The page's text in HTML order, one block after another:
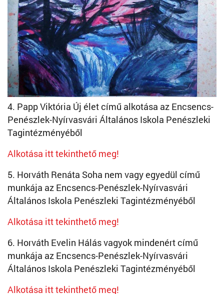
4. Papp Viktória Új élet című alkotása az Encsencs-
Penészlek-Nyírvasvári Általános Iskola Penészleki
Tagintézményéből
Alkotása itt tekinthető meg!
5. Horváth Renáta Soha nem vagy egyedül című
munkája az Encsencs-Penészlek-Nyírvasvári
Általános Iskola Penészleki Tagintézményéből
Alkotása itt tekinthető meg!
6. Horváth Evelin Hálás vagyok mindenért című
munkája az Encsencs-Penészlek-Nyírvasvári
Általános Iskola Penészleki Tagintézményéből
Alkotása itt tekinthető meg!